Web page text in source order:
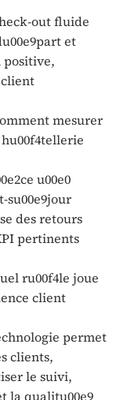
out fluide
et
positive,
mesurer
u00e0
su00e9jour
des retours
pertinents
ru00f4le joue
client
permet
clients,
le suivi,
la qualitu00e9